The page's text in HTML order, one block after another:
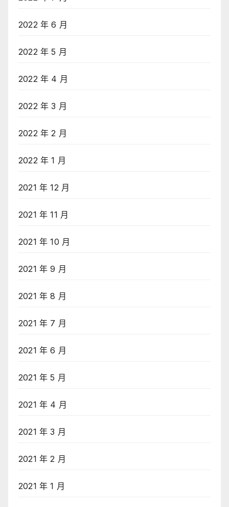
2022 年 6 月
2022 年 5 月
2022 年 4 月
2022 年 3 月
2022 年 2 月
2022 年 1 月
2021 年 12 月
2021 年 11 月
2021 年 10 月
2021 年 9 月
2021 年 8 月
2021 年 7 月
2021 年 6 月
2021 年 5 月
2021 年 4 月
2021 年 3 月
2021 年 2 月
2021 年 1 月